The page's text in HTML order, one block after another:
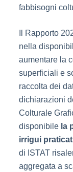
fabbisogni
Il Rapporto
nella
aumentare la
superficiali e
raccolta dei
dichiarazioni
Colturale
disponibile la
irrigui
di ISTAT
aggregata a